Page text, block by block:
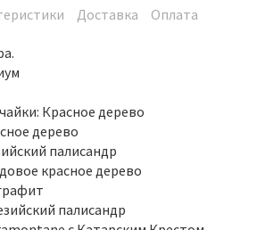
Доставка Оплата
Красное дерево
дерево
палисандр
красное дерево
палисандр